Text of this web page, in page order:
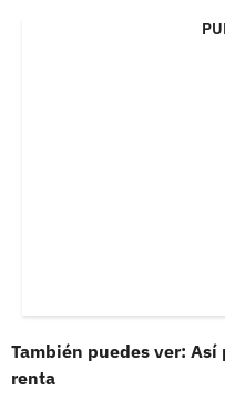
También puedes ver:
renta